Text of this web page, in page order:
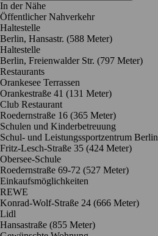
In der Nähe
Öffentlicher Nahverkehr
Haltestelle
Berlin, Hansastr. (588 Meter)
Haltestelle
Berlin, Freienwalder Str. (797 Meter)
Restaurants
Orankesee Terrassen
Orankestraße 41 (131 Meter)
Club Restaurant
Roedernstraße 16 (365 Meter)
Schulen und Kinderbetreuung
Schul- und Leistungssportzentrum Berlin
Fritz-Lesch-Straße 35 (424 Meter)
Obersee-Schule
Roedernstraße 69-72 (527 Meter)
Einkaufsmöglichkeiten
REWE
Konrad-Wolf-Straße 24 (666 Meter)
Lidl
Hansastraße (855 Meter)